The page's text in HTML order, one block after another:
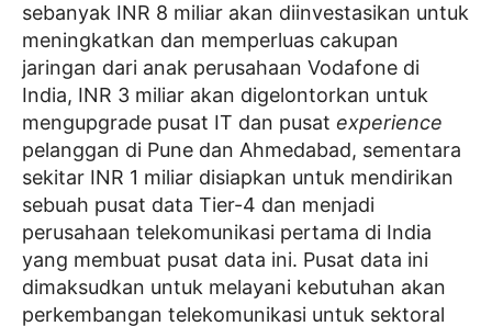
sebanyak INR 8 miliar akan diinvestasikan untuk
meningkatkan dan memperluas cakupan
jaringan dari anak perusahaan Vodafone di
India, INR 3 miliar akan digelontorkan untuk
mengupgrade pusat IT dan pusat experience
pelanggan di Pune dan Ahmedabad, sementara
sekitar INR 1 miliar disiapkan untuk mendirikan
sebuah pusat data Tier-4 dan menjadi
perusahaan telekomunikasi pertama di India
yang membuat pusat data ini. Pusat data ini
dimaksudkan untuk melayani kebutuhan akan
perkembangan telekomunikasi untuk sektoral